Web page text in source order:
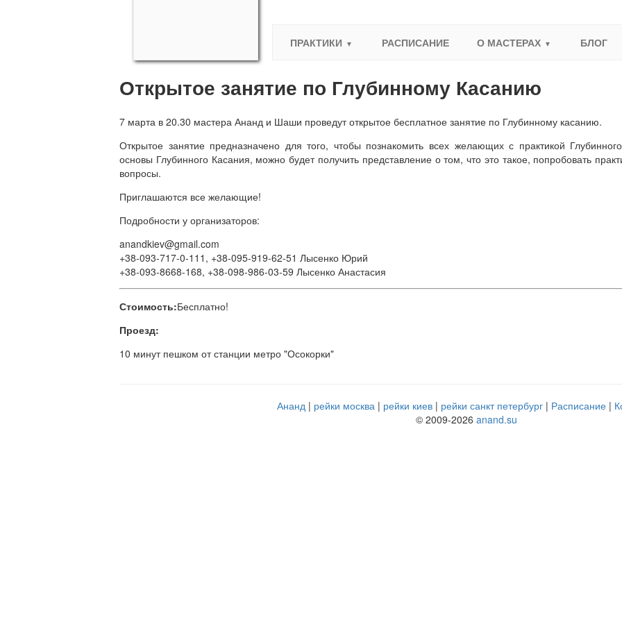
ПРАКТИКИ
РАСПИСАНИЕ О МАСТЕРАХ БЛОГ
Открытое занятие по Глубинному Касанию
7 марта в 20.30 мастера Ананд и Шаши проведут открытое бесплатное занятие по Глубинному касанию.
Открытое занятие предназначено для того, чтобы познакомить всех желающих с практикой
основы Глубинного Касания, можно будет получить представление о том, что это такое, попробовать
вопросы.
Приглашаются все желающие!
Подробности у организаторов:
anandkiev@gmail.com
+38-093-717-0-111, +38-095-919-62-51 Лысенко Юрий
+38-093-8668-168, +38-098-986-03-59 Лысенко Анастасия
Стоимость:Бесплатно!
Проезд:
10 минут пешком от станции метро "Осокорки"
Ананд рейки москва рейки киев рейки санкт петербург Расписание
© 2009-2026 anand.su